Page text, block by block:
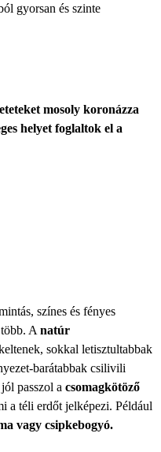
gyorsan és szinte
mosoly koronázza
helyet foglaltok el a
színes és fényes
A natúr
sokkal letisztultabbak
barátabbak csilivili
passzol a csomagkötöző
a téli erdőt jelképezi. Például
vagy csipkebogyó.